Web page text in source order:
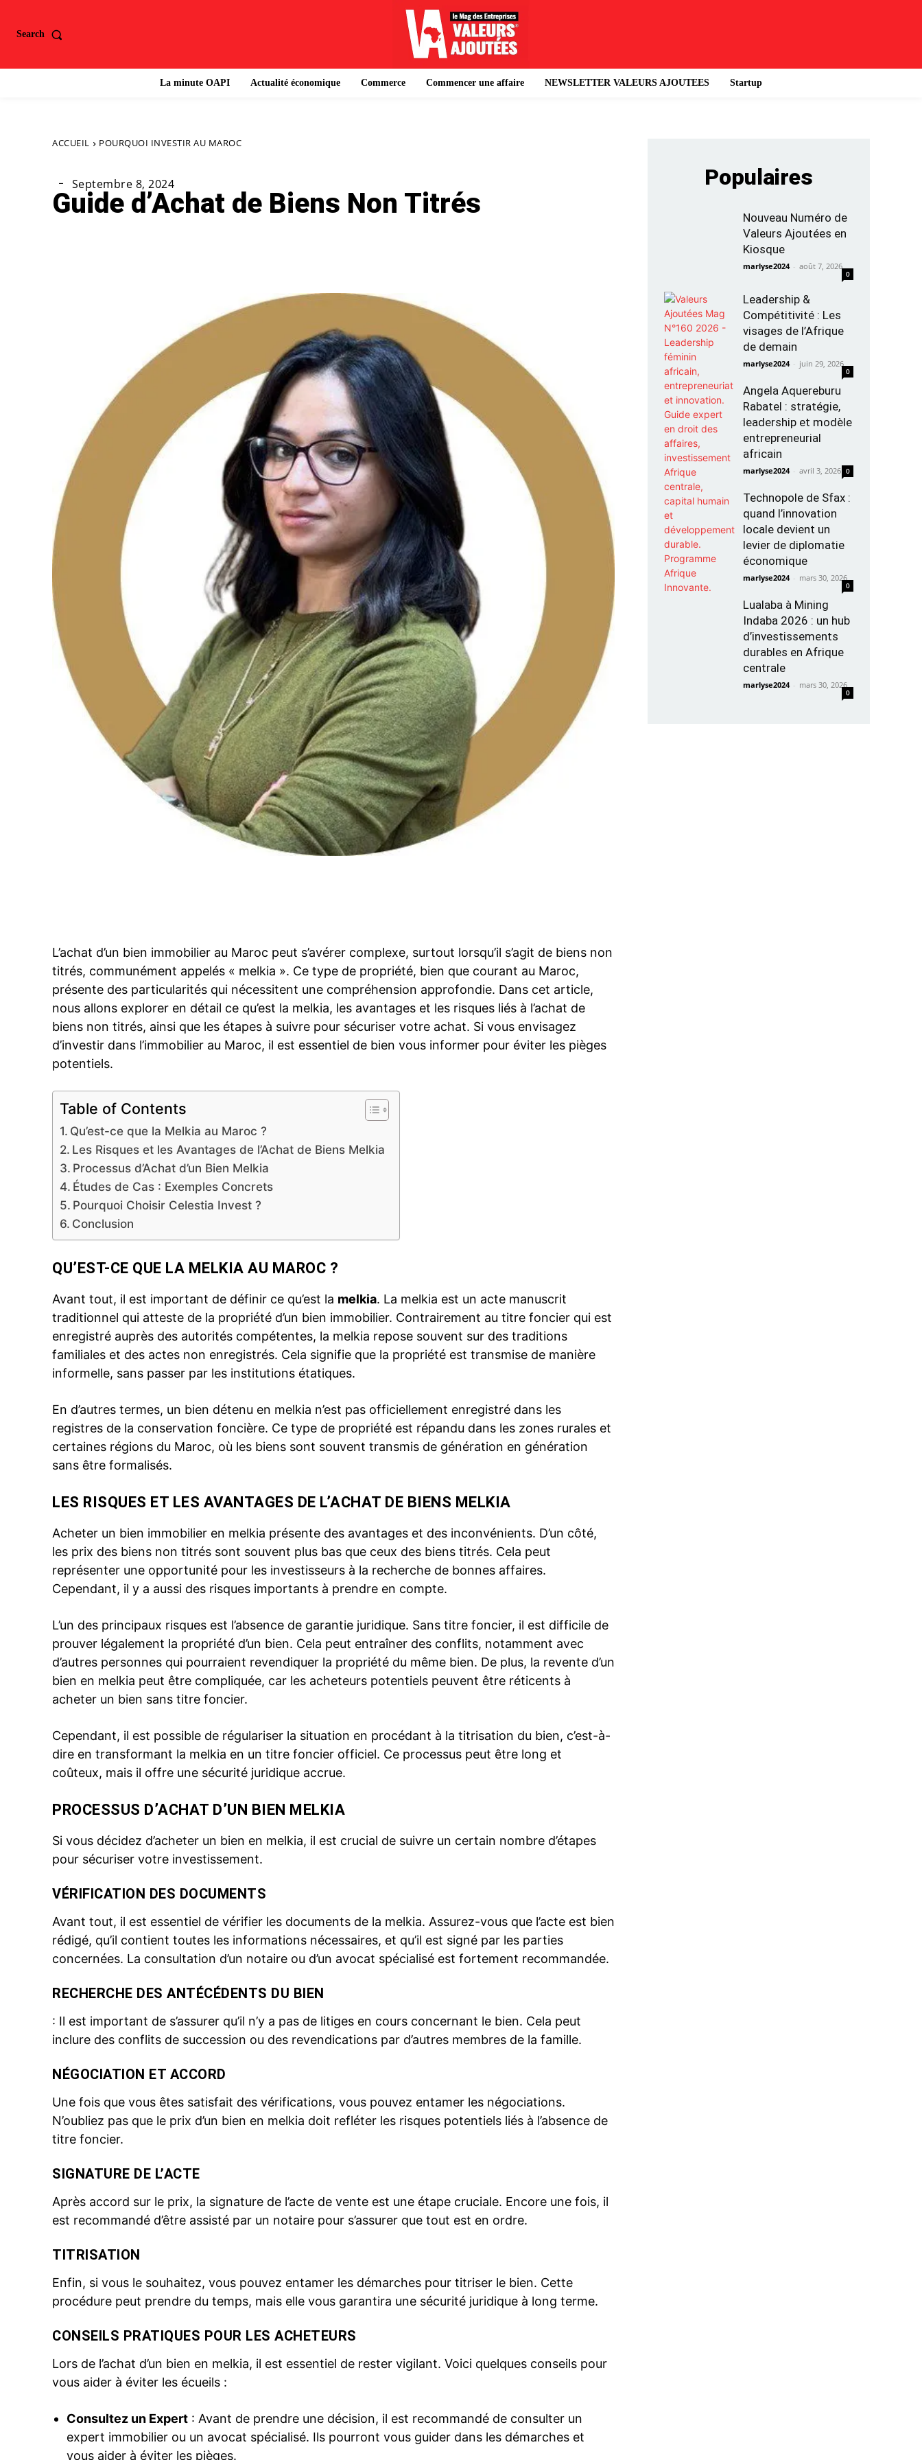
Search
La minute OAPI Actualité économique Commerce Commencer une affaire NEWSLETTER VALEURS AJOUTEES Startup
ACCUEIL POURQUOI INVESTIR AU MAROC
Septembre 8, 2024
Guide d’Achat de Biens Non Titrés
L’achat d’un bien immobilier au Maroc peut s’avérer complexe, surtout lorsqu’il s’agit de biens non
titrés, communément appelés « melkia ». Ce type de propriété, bien que courant au Maroc,
présente des particularités qui nécessitent une compréhension approfondie. Dans cet article,
nous allons explorer en détail ce qu’est la melkia, les avantages et les risques liés à l’achat de
biens non titrés, ainsi que les étapes à suivre pour sécuriser votre achat. Si vous envisagez
d’investir dans l’immobilier au Maroc, il est essentiel de bien vous informer pour éviter les pièges
potentiels.
Table of Contents
Qu’est-ce que la Melkia au Maroc ?
Les Risques et les Avantages de l’Achat de Biens Melkia
Processus d’Achat d’un Bien Melkia
Études de Cas : Exemples Concrets
Pourquoi Choisir Celestia Invest ?
Conclusion
QU’EST-CE QUE LA MELKIA AU MAROC ?
Avant tout, il est important de définir ce qu’est la melkia. La melkia est un acte manuscrit
traditionnel qui atteste de la propriété d’un bien immobilier. Contrairement au titre foncier qui est
enregistré auprès des autorités compétentes, la melkia repose souvent sur des traditions
familiales et des actes non enregistrés. Cela signifie que la propriété est transmise de manière
informelle, sans passer par les institutions étatiques.
En d’autres termes, un bien détenu en melkia n’est pas officiellement enregistré dans les
registres de la conservation foncière. Ce type de propriété est répandu dans les zones rurales et
certaines régions du Maroc, où les biens sont souvent transmis de génération en génération
sans être formalisés.
LES RISQUES ET LES AVANTAGES DE L’ACHAT DE BIENS MELKIA
Acheter un bien immobilier en melkia présente des avantages et des inconvénients. D’un côté,
les prix des biens non titrés sont souvent plus bas que ceux des biens titrés. Cela peut
représenter une opportunité pour les investisseurs à la recherche de bonnes affaires.
Cependant, il y a aussi des risques importants à prendre en compte.
L’un des principaux risques est l’absence de garantie juridique. Sans titre foncier, il est difficile de
prouver légalement la propriété d’un bien. Cela peut entraîner des conflits, notamment avec
d’autres personnes qui pourraient revendiquer la propriété du même bien. De plus, la revente d’un
bien en melkia peut être compliquée, car les acheteurs potentiels peuvent être réticents à
acheter un bien sans titre foncier.
Cependant, il est possible de régulariser la situation en procédant à la titrisation du bien, c’est-à-
dire en transformant la melkia en un titre foncier officiel. Ce processus peut être long et
coûteux, mais il offre une sécurité juridique accrue.
PROCESSUS D’ACHAT D’UN BIEN MELKIA
Si vous décidez d’acheter un bien en melkia, il est crucial de suivre un certain nombre d’étapes
pour sécuriser votre investissement.
VÉRIFICATION DES DOCUMENTS
Avant tout, il est essentiel de vérifier les documents de la melkia. Assurez-vous que l’acte est bien
rédigé, qu’il contient toutes les informations nécessaires, et qu’il est signé par les parties
concernées. La consultation d’un notaire ou d’un avocat spécialisé est fortement recommandée.
RECHERCHE DES ANTÉCÉDENTS DU BIEN
: Il est important de s’assurer qu’il n’y a pas de litiges en cours concernant le bien. Cela peut
inclure des conflits de succession ou des revendications par d’autres membres de la famille.
NÉGOCIATION ET ACCORD
Une fois que vous êtes satisfait des vérifications, vous pouvez entamer les négociations.
N’oubliez pas que le prix d’un bien en melkia doit refléter les risques potentiels liés à l’absence de
titre foncier.
SIGNATURE DE L’ACTE
Après accord sur le prix, la signature de l’acte de vente est une étape cruciale. Encore une fois, il
est recommandé d’être assisté par un notaire pour s’assurer que tout est en ordre.
TITRISATION
Enfin, si vous le souhaitez, vous pouvez entamer les démarches pour titriser le bien. Cette
procédure peut prendre du temps, mais elle vous garantira une sécurité juridique à long terme.
CONSEILS PRATIQUES POUR LES ACHETEURS
Lors de l’achat d’un bien en melkia, il est essentiel de rester vigilant. Voici quelques conseils pour
vous aider à éviter les écueils :
Consultez un Expert : Avant de prendre une décision, il est recommandé de consulter un
expert immobilier ou un avocat spécialisé. Ils pourront vous guider dans les démarches et
vous aider à éviter les pièges.
Populaires
Nouveau Numéro de
Valeurs Ajoutées en
Kiosque
marlyse2024 - août 7, 2026
0
Leadership &
Compétitivité : Les
visages de l’Afrique
de demain
marlyse2024 - juin 29, 2026
0
Angela Aquereburu
Rabatel : stratégie,
leadership et modèle
entrepreneurial
africain
marlyse2024 - avril 3, 2026 0
Technopole de Sfax :
quand l’innovation
locale devient un
levier de diplomatie
économique
marlyse2024 - mars 30, 2026
0
Lualaba à Mining
Indaba 2026 : un hub
d’investissements
durables en Afrique
centrale
marlyse2024 - mars 30, 2026
0